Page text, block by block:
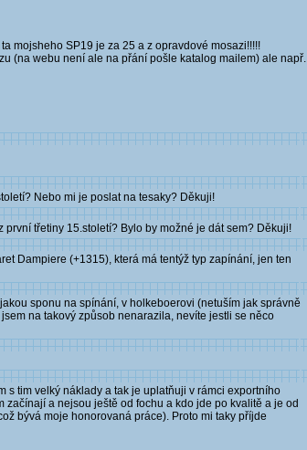
mojsheho SP19 je za 25 a z opravdové mosazi!!!!!
(na webu není ale na přání pošle katalog mailem) ale např.
Nebo mi je poslat na tesaky? Děkuji!
třetiny 15.století? Bylo by možné je dát sem? Děkuji!
Dampiere (+1315), která má tentýž typ zapínání, jen ten
sponu na spínání, v holkeboerovi (netuším jak správně
na takový způsob nenarazila, nevíte jestli se něco
s tim velký náklady a tak je uplatňuji v rámci exportního
a nejsou ještě od fochu a kdo jde po kvalitě a je od
bývá moje honorovaná práce). Proto mi taky příjde